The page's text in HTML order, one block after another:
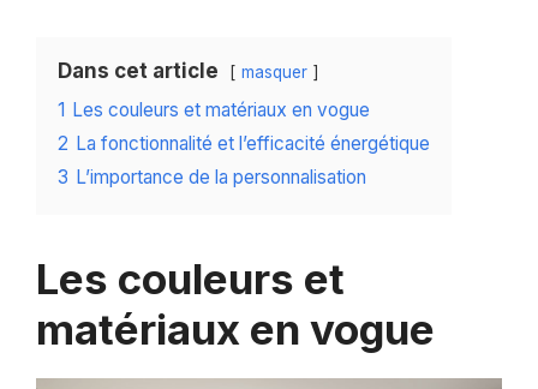
Dans cet article masquer
1 Les couleurs et matériaux en vogue
2 La fonctionnalité et l’efficacité énergétique
3 L’importance de la personnalisation
Les couleurs et
matériaux en vogue